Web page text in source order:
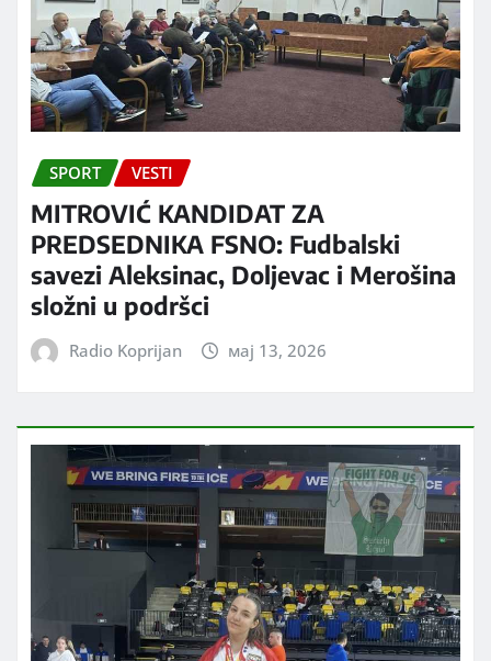
SPORT VESTI
MITROVIĆ KANDIDAT ZA
PREDSEDNIKA FSNO: Fudbalski
savezi Aleksinac, Doljevac i Merošina
složni u podršci
Radio Koprijan мај 13, 2026